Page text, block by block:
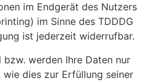
im Endgerät des Nutzers
im Sinne des TDDDG
ist jederzeit widerrufbar.
werden Ihre Daten nur
dies zur Erfüllung seiner